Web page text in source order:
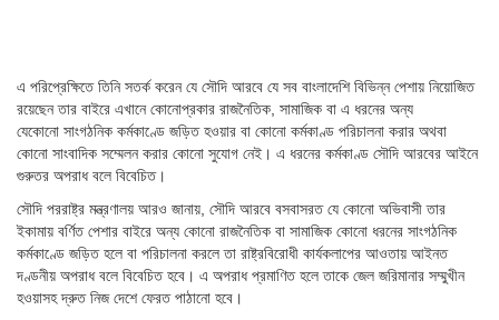
এ পরিপ্রেক্ষিতে তিনি সতর্ক করেন যে সৌদি আরবে যে সব বাংলাদেশি বিভিন্ন পেশায় নিয়োজিত
রয়েছেন তার বাইরে এখানে কোনোপ্রকার রাজনৈতিক, সামাজিক বা এ ধরনের অন্য
যেকোনো সাংগঠনিক কর্মকাণ্ডে জড়িত হওয়ার বা কোনো কর্মকাণ্ড পরিচালনা করার অথবা
কোনো সাংবাদিক সম্মেলন করার কোনো সুযোগ নেই। এ ধরনের কর্মকাণ্ড সৌদি আরবের আইনে
গুরুতর অপরাধ বলে বিবেচিত।
সৌদি পররাষ্ট্র মন্ত্রণালয় আরও জানায়, সৌদি আরবে বসবাসরত যে কোনো অভিবাসী তার
ইকামায় বর্ণিত পেশার বাইরে অন্য কোনো রাজনৈতিক বা সামাজিক কোনো ধরনের সাংগঠনিক
কর্মকাণ্ডে জড়িত হলে বা পরিচালনা করলে তা রাষ্ট্রবিরোধী কার্যকলাপের আওতায় আইনত
দণ্ডনীয় অপরাধ বলে বিবেচিত হবে। এ অপরাধ প্রমাণিত হলে তাকে জেল জরিমানার সম্মুখীন
হওয়াসহ দ্রুত নিজ দেশে ফেরত পাঠানো হবে।